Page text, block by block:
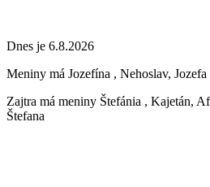
Dnes je 6.8.2026
Meniny má Jozefína , Nehoslav, Jozefa
Zajtra má meniny Štefánia , Kajetán,
Štefana